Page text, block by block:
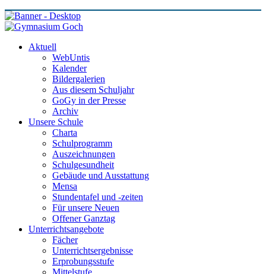
Aktuell
WebUntis
Kalender
Bildergalerien
Aus diesem Schuljahr
GoGy in der Presse
Archiv
Unsere Schule
Charta
Schulprogramm
Auszeichnungen
Schulgesundheit
Gebäude und Ausstattung
Mensa
Stundentafel und -zeiten
Für unsere Neuen
Offener Ganztag
Unterrichtsangebote
Fächer
Unterrichtsergebnisse
Erprobungsstufe
Mittelstufe